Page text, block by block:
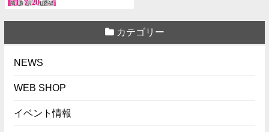
カテゴリー
NEWS
WEB SHOP
イベント情報